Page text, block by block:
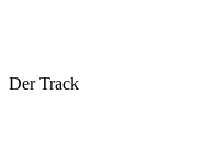
Der Track